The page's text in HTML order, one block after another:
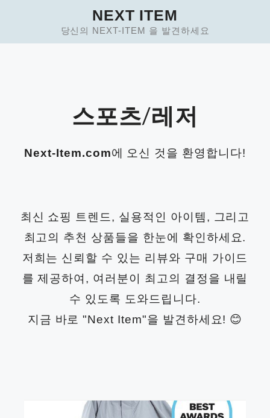
NEXT ITEM
당신의 NEXT-ITEM 을 발견하세요
스포츠/레저
Next-Item.com에 오신 것을 환영합니다!
최신 쇼핑 트렌드, 실용적인 아이템, 그리고
최고의 추천 상품들을 한눈에 확인하세요.
저희는 신뢰할 수 있는 리뷰와 구매 가이드
를 제공하여, 여러분이 최고의 결정을 내릴
수 있도록 도와드립니다.
지금 바로 "Next Item"을 발견하세요! 😊